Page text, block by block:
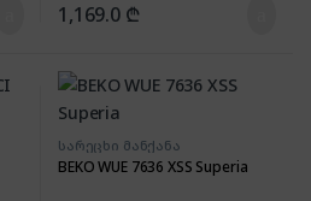
1,169.0 ₾
სარეცხი მანქანა
BEKO WUE 7636 XSS Superia